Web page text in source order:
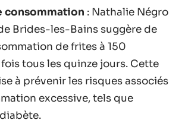
consommation : Nathalie Négro
Brides-les-Bains suggère de
de frites à 150
tous les quinze jours. Cette
à prévenir les risques associés
excessive, tels que